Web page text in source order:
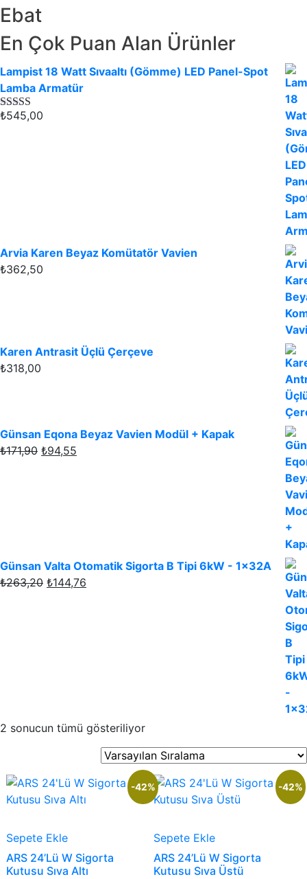
Ebat
En Çok Puan Alan Ürünler
Lampist 18 Watt Sıvaaltı (Gömme) LED Panel-Spot
Lamba Armatür
5
₺545,00
Arvia Karen Beyaz Komütatör Vavien
₺362,50
Karen Antrasit Üçlü Çerçeve
₺318,00
Günsan Eqona Beyaz Vavien Modül + Kapak
₺171,90 Orijinal
₺94,55
Günsan Valta Otomatik Sigorta B Tipi 6kW - 1x32A
₺263,20 Orijinal
₺144,76
2 sonucun tümü gösteriliyor
Sepete Ekle
-42%
ARS 24’Lü W Sigorta
Kutusu Sıva Altı
Sepete Ekle
-42%
ARS 24’Lü W Sigorta
Kutusu Sıva Üstü